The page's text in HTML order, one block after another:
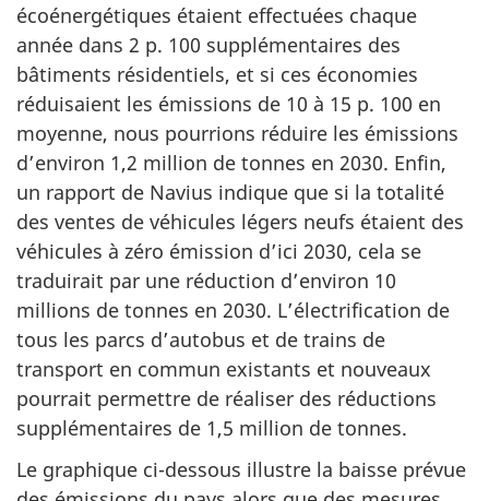
écoénergétiques étaient effectuées chaque
année dans 2 p. 100 supplémentaires des
bâtiments résidentiels, et si ces économies
réduisaient les émissions de 10 à 15 p. 100 en
moyenne, nous pourrions réduire les émissions
d’environ 1,2 million de tonnes en 2030. Enfin,
un rapport de Navius indique que si la totalité
des ventes de véhicules légers neufs étaient des
véhicules à zéro émission d’ici 2030, cela se
traduirait par une réduction d’environ 10
millions de tonnes en 2030. L’électrification de
tous les parcs d’autobus et de trains de
transport en commun existants et nouveaux
pourrait permettre de réaliser des réductions
supplémentaires de 1,5 million de tonnes.
Le graphique ci-dessous illustre la baisse prévue